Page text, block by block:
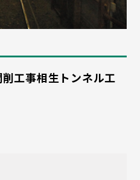
工事相生トンネル工